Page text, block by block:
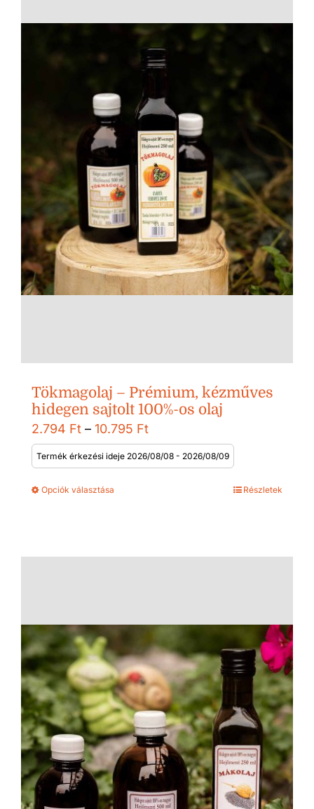
Tökmagolaj – Prémium, kézműves
hidegen sajtolt 100%-os olaj
2.794 Ft – 10.795 FtÁrtartomány:
2.794 Ft
-
Termék érkezési ideje 2026/08/08 - 2026/08/09
Opciók választása Részletek